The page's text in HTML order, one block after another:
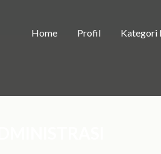
Home Profil Kategori